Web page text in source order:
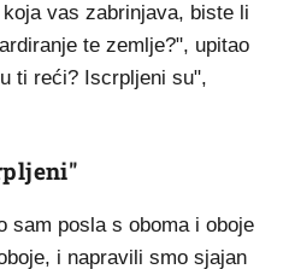
vas zabrinjava, biste li
te zemlje?", upitao
ti reći? Iscrpljeni su",
sam posla s oboma i oboje
i napravili smo sjajan